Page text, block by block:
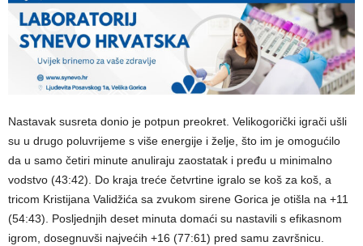
Nastavak susreta donio je potpun preokret. Velikogorički igrači ušli
su u drugo poluvrijeme s više energije i želje, što im je omogućilo
da u samo četiri minute anuliraju zaostatak i pređu u minimalno
vodstvo (43:42). Do kraja treće četvrtine igralo se koš za koš, a
tricom Kristijana Validžića sa zvukom sirene Gorica je otišla na +11
(54:43). Posljednjih deset minuta domaći su nastavili s efikasnom
igrom, dosegnuvši najvećih +16 (77:61) pred samu završnicu.